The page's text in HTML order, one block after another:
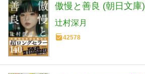
傲慢と善良 (朝日文庫)
辻村深月
42578